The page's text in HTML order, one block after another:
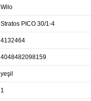
Wilo
Stratos PICO 30/1-4
4132464
4048482098159
yeşil
1